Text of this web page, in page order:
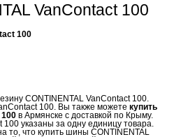
VanContact 100
100
CONTINENTAL VanContact 100.
100. Вы также можете купить
100 в Армянске с доставкой по Крыму.
указаны за одну единицу товара.
то, что купить шины CONTINENTAL